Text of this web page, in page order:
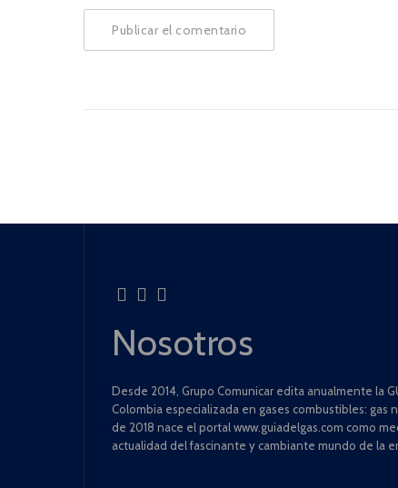
Nosotros
Desde 2014, Grupo Comunicar edita anualmente la
Colombia especializada en gases combustibles: gas
de 2018 nace el portal www.guiadelgas.com como
actualidad del fascinante y cambiante mundo de la